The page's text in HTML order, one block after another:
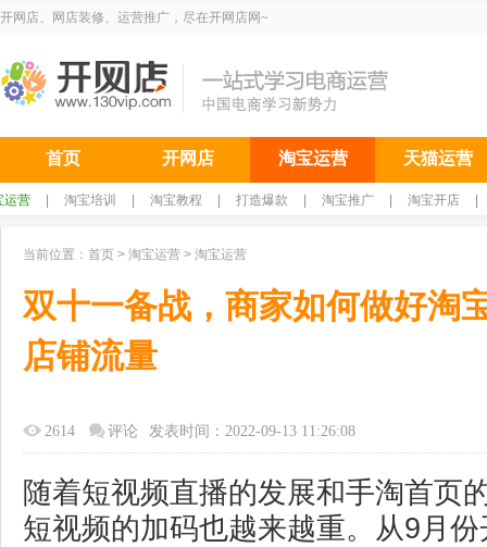
开网店、网店装修、运营推广，尽在开网店网~
首页 开网店 淘宝运营 天猫运营
运营 淘宝培训 淘宝教程 打造爆款 淘宝推广 淘宝开店
当前位置： 首页 > 淘宝运营 > 淘宝运营
双十一备战，商家如何做好淘
店铺流量
2614 评论 发表时间：2022-09-13 11:26:08
随着短视频直播的发展和手淘首页
短视频的加码也越来越重。从9月